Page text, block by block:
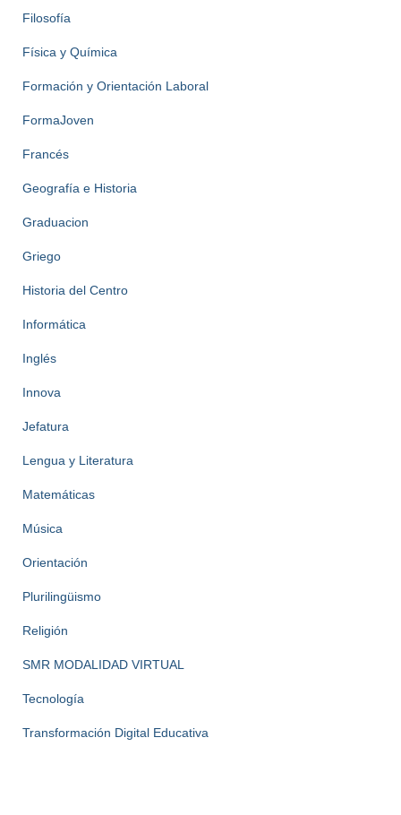
Filosofía
Física y Química
Formación y Orientación Laboral
FormaJoven
Francés
Geografía e Historia
Graduacion
Griego
Historia del Centro
Informática
Inglés
Innova
Jefatura
Lengua y Literatura
Matemáticas
Música
Orientación
Plurilingüismo
Religión
SMR MODALIDAD VIRTUAL
Tecnología
Transformación Digital Educativa